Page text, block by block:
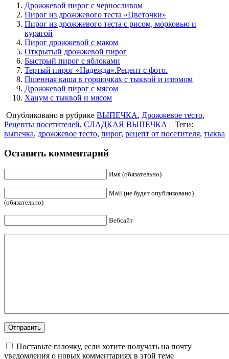
Дрожжевой пирог с черносливом
Пирог из дрожжевого теста «Цветочки»
Пирог из дрожжевого теста с рисом, морковью и
курагой
Пирог дрожжевой с маком
Открытый дрожжевой пирог
Быстрый пирог с яблоками
Тертый пирог «Надежда».Рецепт с фото.
Пшенная каша в горшочках с тыквой и изюмом
Дрожжевой пирог с мясом
Ханум с тыквой и мясом
Опубликовано в рубрике ВЫПЕЧКА, Дрожжевое тесто,
Рецепты посетителей, СЛАДКАЯ ВЫПЕЧКА | Теги:
выпечка, дрожжевое тесто, пирог, рецепт от посетителя, тыква
Оставить комментарий
Имя (обязательно)
Mail (не будет опубликовано)
(обязательно)
Вебсайт
Поставьте галочку, если хотите получать на почту
уведомления о новых комментариях в этой теме